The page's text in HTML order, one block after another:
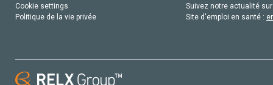
Cookie settings
Politique de la vie privée
Suivez notre actualité
Site d'emploi en santé :